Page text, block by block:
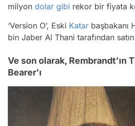
milyon dolar gibi rekor bir fiyata
‘Version O’, Eski Katar başbakanı
bin Jaber Al Thani tarafından satın
Ve son olarak, Rembrandt’ın
Bearer’ı